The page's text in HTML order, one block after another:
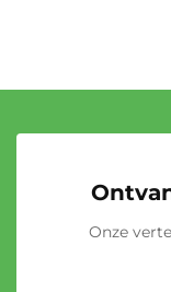
Onze